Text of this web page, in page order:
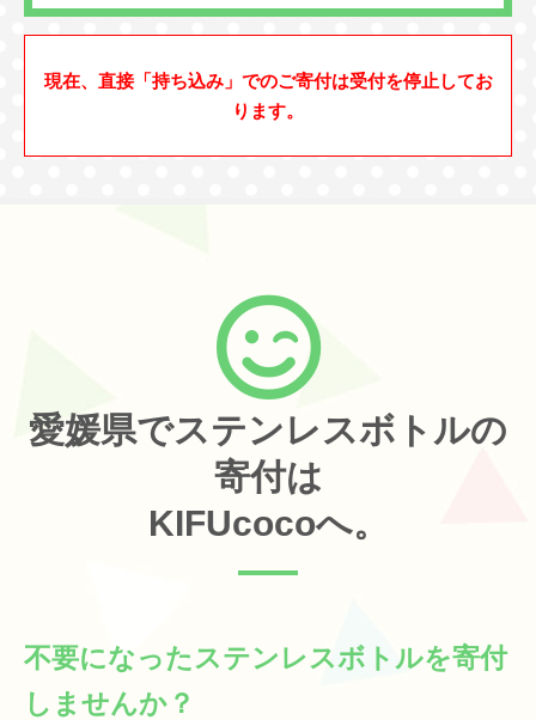
現在、直接「持ち込み」でのご寄付は受付を停止してお
ります。
愛媛県でステンレスボトルの
寄付は
KIFUcocoへ。
不要になったステンレスボトルを寄付
しませんか？